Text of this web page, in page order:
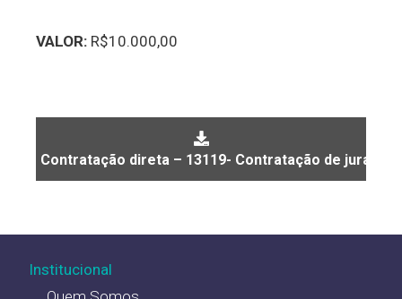
VALOR: R$10.000,00
Contratação direta – 13119- Contratação de jurado
Institucional